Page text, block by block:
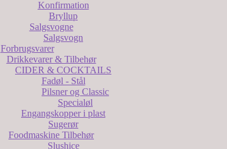
Konfirmation
Bryllup
Salgsvogne
Salgsvogn
Forbrugsvarer
Drikkevarer & Tilbehør
CIDER & COCKTAILS
Fadøl - Stål
Pilsner og Classic
Specialøl
Engangskopper i plast
Sugerør
Foodmaskine Tilbehør
Slushice